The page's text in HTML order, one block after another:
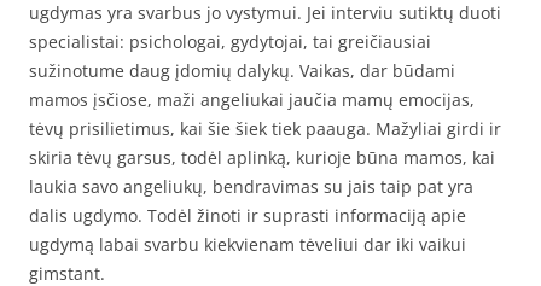
ugdymas yra svarbus jo vystymui. Jei interviu sutiktų duoti
specialistai: psichologai, gydytojai, tai greičiausiai
sužinotume daug įdomių dalykų. Vaikas, dar būdami
mamos įsčiose, maži angeliukai jaučia mamų emocijas,
tėvų prisilietimus, kai šie šiek tiek paauga. Mažyliai girdi ir
skiria tėvų garsus, todėl aplinką, kurioje būna mamos, kai
laukia savo angeliukų, bendravimas su jais taip pat yra
dalis ugdymo. Todėl žinoti ir suprasti informaciją apie
ugdymą labai svarbu kiekvienam tėveliui dar iki vaikui
gimstant.